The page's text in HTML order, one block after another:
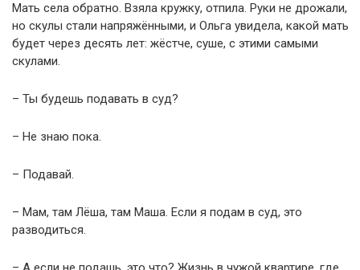
Мать села обратно. Взяла кружку, отпила. Руки не дрожали,
но скулы стали напряжёнными, и Ольга увидела, какой мать
будет через десять лет: жёстче, суше, с этими самыми
скулами.
– Ты будешь подавать в суд?
– Не знаю пока.
– Подавай.
– Мам, там Лёша, там Маша. Если я подам в суд, это
разводиться.